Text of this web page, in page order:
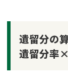
遺留分の
遺留分率×